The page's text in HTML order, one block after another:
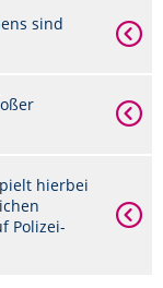
sind
hierbei
Polizei-